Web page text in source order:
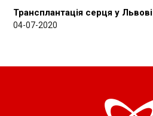
Трансплантація серця у Львові
04-07-2020